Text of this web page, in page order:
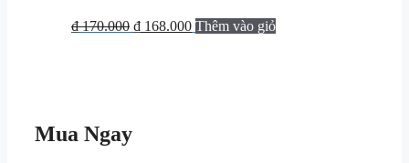
₫170.000 Giá
₫ 168.000Giá
Thêm vào giỏ
Mua Ngay